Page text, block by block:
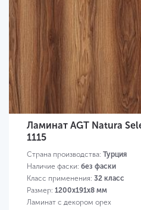
Ламинат AGT Natura
1115
Страна производства: Турция
Наличие фаски: без фаски
Класс применения: 32 класс
Размер: 1200х191х8 мм
Ламинат с декором орех